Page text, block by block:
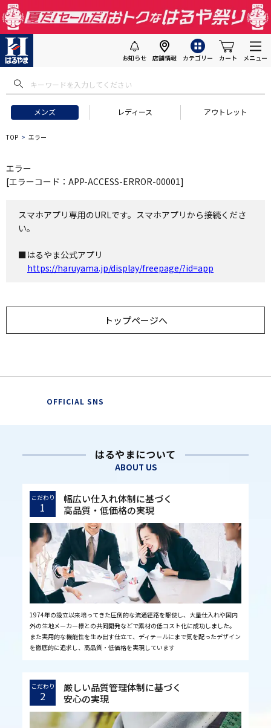
お知らせ 店舗情報 カテゴリー カート メニュー
メンズ レディース アウトレット
TOP エラー
エラー
[エラーコード：APP-ACCESS-ERROR-00001]
スマホアプリ専用のURLです。スマホアプリから接続くださ
い。
■はるやま公式アプリ
https://haruyama.jp/display/freepage/?id=app
トップページへ
OFFICIAL SNS
はるやまについて
ABOUT US
こだわり
1
幅広い仕入れ体制に基づく
高品質・低価格の実現
1974年の設立以来培ってきた圧倒的な流通経路を駆使し、大量仕入れや国内
外の生地メーカー様との共同開発などで素材の低コスト化に成功しました。
また実用的な機能性を生み出す仕立て、ディテールにまで気を配ったデザイン
を徹底的に追求し、高品質・低価格を実現しています
こだわり
2
厳しい品質管理体制に基づく
安心の実現